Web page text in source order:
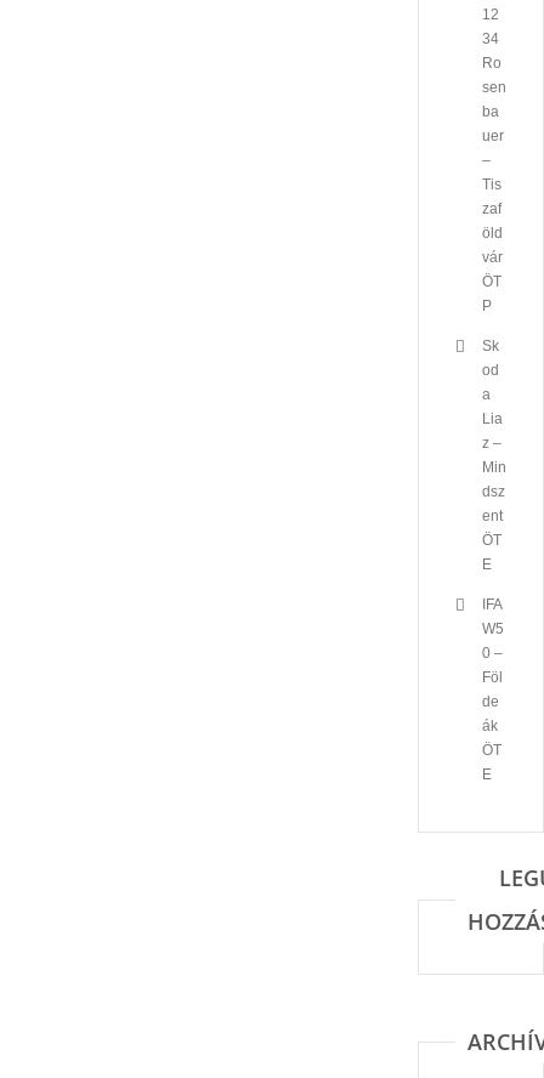
12
34
Ro
sen
ba
uer
–
Tis
zaf
öld
vár
ÖT
P
Sk
od
a
Lia
z –
Min
dsz
ent
ÖT
E
IFA
W5
0 –
Föl
de
ák
ÖT
E